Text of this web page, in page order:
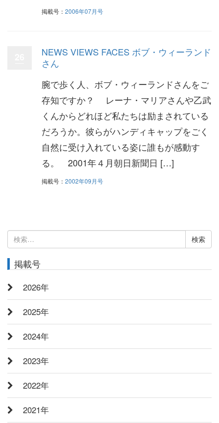
掲載号： 2006年07月号
NEWS VIEWS FACES ボブ・ウィーランド
さん
腕で歩く人、ボブ・ウィーランドさんをご
存知ですか？ レーナ・マリアさんや乙武
くんからどれほど私たちは励まされている
だろうか。彼らがハンディキャップをごく
自然に受け入れている姿に誰もが感動す
る。 2001年４月朝日新聞日 […]
掲載号： 2002年09月号
検
索:
掲載号
2026年
2025年
2024年
2023年
2022年
2021年